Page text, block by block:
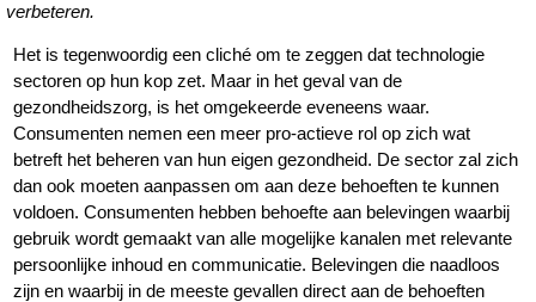
verbeteren.
Het is tegenwoordig een cliché om te zeggen dat technologie
sectoren op hun kop zet. Maar in het geval van de
gezondheidszorg, is het omgekeerde eveneens waar.
Consumenten nemen een meer pro-actieve rol op zich wat
betreft het beheren van hun eigen gezondheid. De sector zal zich
dan ook moeten aanpassen om aan deze behoeften te kunnen
voldoen. Consumenten hebben behoefte aan belevingen waarbij
gebruik wordt gemaakt van alle mogelijke kanalen met relevante
persoonlijke inhoud en communicatie. Belevingen die naadloos
zijn en waarbij in de meeste gevallen direct aan de behoeften